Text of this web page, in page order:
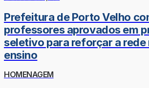
Prefeitura de Porto Velho
professores aprovados em
seletivo para reforçar a rede
ensino
HOMENAGEM